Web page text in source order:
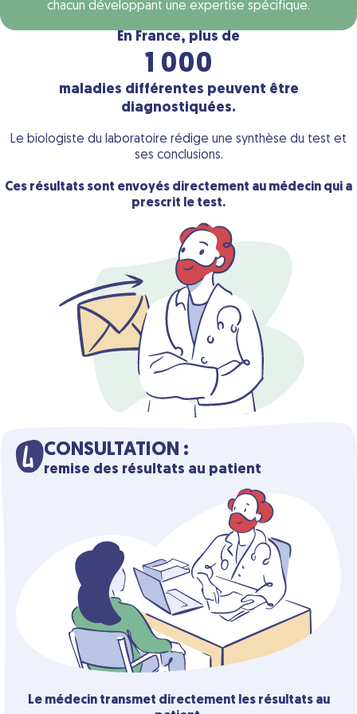
chacun développant une expertise spécifique.
En France, plus de
1 000
maladies différentes peuvent être
diagnostiquées.
Le biologiste du laboratoire rédige une synthèse du test et
ses conclusions.
Ces résultats sont envoyés directement au médecin qui a
prescrit le test.
CONSULTATION :
remise des résultats au patient
Le médecin transmet directement les résultats au